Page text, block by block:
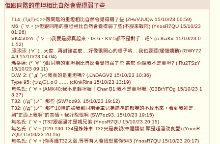
但跟同階的重坦相比自然會覺得弱了些
T14: (TдT)＜>>跟同階的重坦相比自然會覺得弱了些 (ZHuVJUQw 15/10/23 00:59)
M6: (ﾟ∀。)>但跟同階的重坦相比自然會覺得弱了些(不服來戰阿) (YnosR7QU 15/10/23
01:26)
VK4502A: (ﾟ∀。)我要是認真起來，IS-6、KV-5都不是對手...吧? (cc8iaKic 15/10/23 0
1:52)
邱邱邱: |∀ﾟ)...大家...再討論甚麼....好像很開心的樣子吶....我也要聽(緩慢蠕動) (GWY72
4JI 15/10/23 04:04)
瑪蒂達: (*ﾟ∀ﾟ*)跟同階的重坦相比自然會覺得弱了些 甚麼 你說我不是重坦? (IRu2TSzY
15/10/23 09:11)
D.W. 2: (´ﾟдﾟ`)＜我真的是重坦嗎? (.LhDAGV2 15/10/23 10:36)
Type 95: (つд⊂)｡o０…… (cKnkRlns 15/10/23 13:19)
無名氏: (ﾟ∀。)AMX40:我不是輕坦喔！Char B1:我不是重坦哦! (G3BtYFOg 15/10/23 1
3:37)
T32: (ﾉд`ﾟ)ノ゛那些 (SW7oz93. 15/10/23 19:12)
T32: (ﾉд`ﾟ)ノ゛那些10階的被我那同階金車兄弟瞄準的都嚇的不敢出來，看到我卻是一
副"正面上我啊"的表情，我好怨恨啊 (SW7oz93. 15/10/23 19:15)
無名氏: (ﾟ∀。)T32跟超潘才是親兄弟 (YnosR7QU 15/10/23 20:15)
無名氏: (ﾟ∀。)T29.T30.T34是姊妹車.T32只是表親(車體類似.頭是超潘改良型) (YnosR
7QU 15/10/23 20:16)
無名氏: (ﾟ∀。)你再講T32太弱.等等有人會憤怒罵你543 (YnosR7QU 15/10/23 20:17)